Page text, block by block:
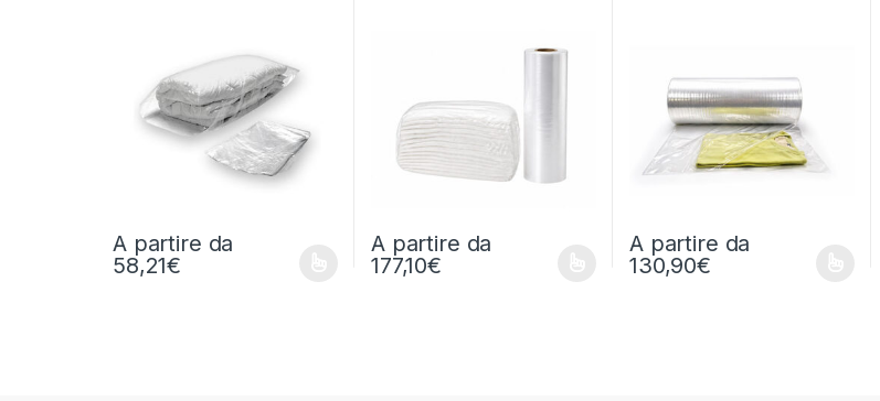
A partire da
58,21€
Questo prodotto ha più varianti. Le opzioni possono essere scelte nella pagina del prodotto
A partire da
177,10€
Questo prodotto ha più varianti. Le opzioni possono essere scelte
A partire da
130,90€
Questo prodotto ha più varianti.